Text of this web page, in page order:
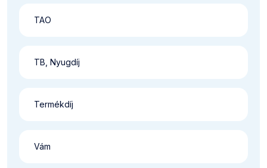
TAO
TB, Nyugdíj
Termékdíj
Vám